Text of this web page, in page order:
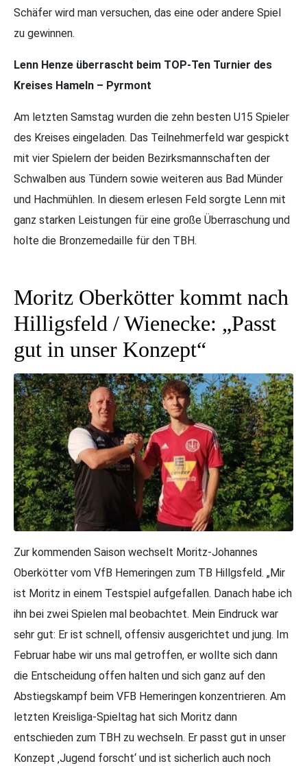
Schäfer wird man versuchen, das eine oder andere Spiel
zu gewinnen.
Lenn Henze überrascht beim TOP-Ten Turnier des
Kreises Hameln – Pyrmont
Am letzten Samstag wurden die zehn besten U15 Spieler
des Kreises eingeladen. Das Teilnehmerfeld war gespickt
mit vier Spielern der beiden Bezirksmannschaften der
Schwalben aus Tündern sowie weiteren aus Bad Münder
und Hachmühlen. In diesem erlesen Feld sorgte Lenn mit
ganz starken Leistungen für eine große Überraschung und
holte die Bronzemedaille für den TBH.
Moritz Oberkötter kommt nach
Hilligsfeld / Wienecke: „Passt
gut in unser Konzept“
Zur kommenden Saison wechselt Moritz-Johannes
Oberkötter vom VfB Hemeringen zum TB Hillgsfeld. „Mir
ist Moritz in einem Testspiel aufgefallen. Danach habe ich
ihn bei zwei Spielen mal beobachtet. Mein Eindruck war
sehr gut: Er ist schnell, offensiv ausgerichtet und jung. Im
Februar habe wir uns mal getroffen, er wollte sich dann
die Entscheidung offen halten und sich ganz auf den
Abstiegskampf beim VFB Hemeringen konzentrieren. Am
letzten Kreisliga-Spieltag hat sich Moritz dann
entschieden zum TBH zu wechseln. Er passt gut in unser
Konzept ‚Jugend forscht‘ und ist sicherlich auch noch